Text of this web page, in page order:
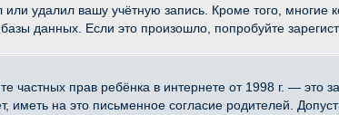
удалил вашу учётную запись. Кроме того,
данных. Если это произошло, попробуйте
частных прав ребёнка в интернете от 1998 г. —
на это письменное согласие родителей.